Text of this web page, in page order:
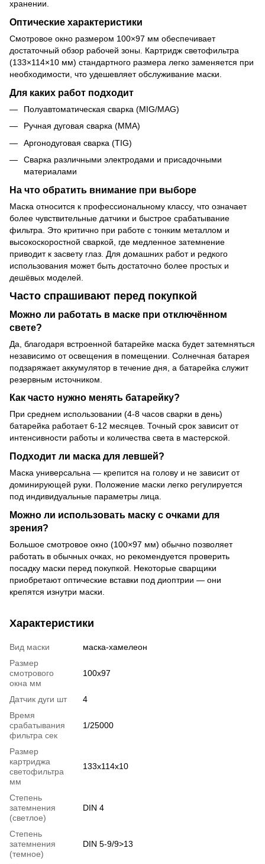
хранении.
Оптические характеристики
Смотровое окно размером 100×97 мм обеспечивает
достаточный обзор рабочей зоны. Картридж светофильтра
(133×114×10 мм) стандартного размера легко заменяется при
необходимости, что удешевляет обслуживание маски.
Для каких работ подходит
Полуавтоматическая сварка (MIG/MAG)
Ручная дуговая сварка (MMA)
Аргонодуговая сварка (TIG)
Сварка различными электродами и присадочными
материалами
На что обратить внимание при выборе
Маска относится к профессиональному классу, что означает
более чувствительные датчики и быстрое срабатывание
фильтра. Это критично при работе с тонким металлом и
высокоскоростной сваркой, где медленное затемнение
приводит к засвету глаз. Для домашних работ и редкого
использования может быть достаточно более простых и
дешёвых моделей.
Часто спрашивают перед покупкой
Можно ли работать в маске при отключённом
свете?
Да, благодаря встроенной батарейке маска будет затемняться
независимо от освещения в помещении. Солнечная батарея
подзаряжает аккумулятор в течение дня, а батарейка служит
резервным источником.
Как часто нужно менять батарейку?
При среднем использовании (4-8 часов сварки в день)
батарейка работает 6-12 месяцев. Точный срок зависит от
интенсивности работы и количества света в мастерской.
Подходит ли маска для левшей?
Маска универсальна — крепится на голову и не зависит от
доминирующей руки. Положение маски легко регулируется
под индивидуальные параметры лица.
Можно ли использовать маску с очками для
зрения?
Большое смотровое окно (100×97 мм) обычно позволяет
работать в обычных очках, но рекомендуется проверить
посадку маски перед покупкой. Некоторые сварщики
приобретают оптические вставки под диоптрии — они
крепятся изнутри маски.
Характеристики
Вид маски
маска-хамелеон
Размер
смотрового
окна мм
100х97
Датчик дуги шт
4
Время
срабатывания
фильтра сек
1/25000
Размер
картриджа
светофильтра
мм
133х114х10
Степень
затемнения
(светлое)
DIN 4
Степень
затемнения
(темное)
DIN 5-9/9>13